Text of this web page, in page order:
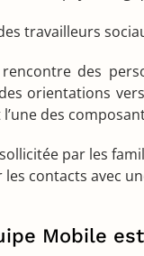
travailleurs
rencontre des
orientations
des
par les
contacts avec
Mobile